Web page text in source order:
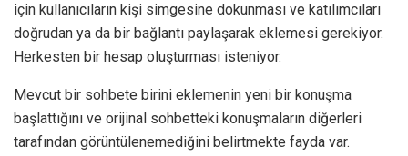
için kullanıcıların kişi simgesine dokunması ve katılımcıları
doğrudan ya da bir bağlantı paylaşarak eklemesi gerekiyor.
Herkesten bir hesap oluşturması isteniyor.
Mevcut bir sohbete birini eklemenin yeni bir konuşma
başlattığını ve orijinal sohbetteki konuşmaların diğerleri
tarafından görüntülenemediğini belirtmekte fayda var.